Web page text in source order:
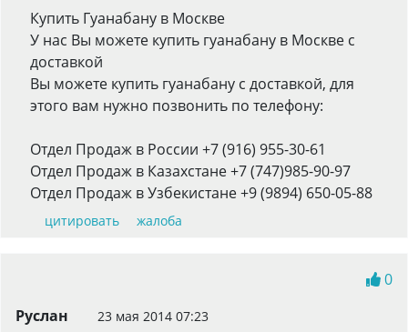
Купить Гуанабану в Москве
У нас Вы можете купить гуанабану в Москве с
доставкой
Вы можете купить гуанабану с доставкой, для
этого вам нужно позвонить по телефону:
Отдел Продаж в России +7 (916) 955-30-61
Отдел Продаж в Казахстане +7 (747)985-90-97
Отдел Продаж в Узбекистане +9 (9894) 650-05-88
цитировать жалоба
0
Руслан
23 мая 2014 07:23